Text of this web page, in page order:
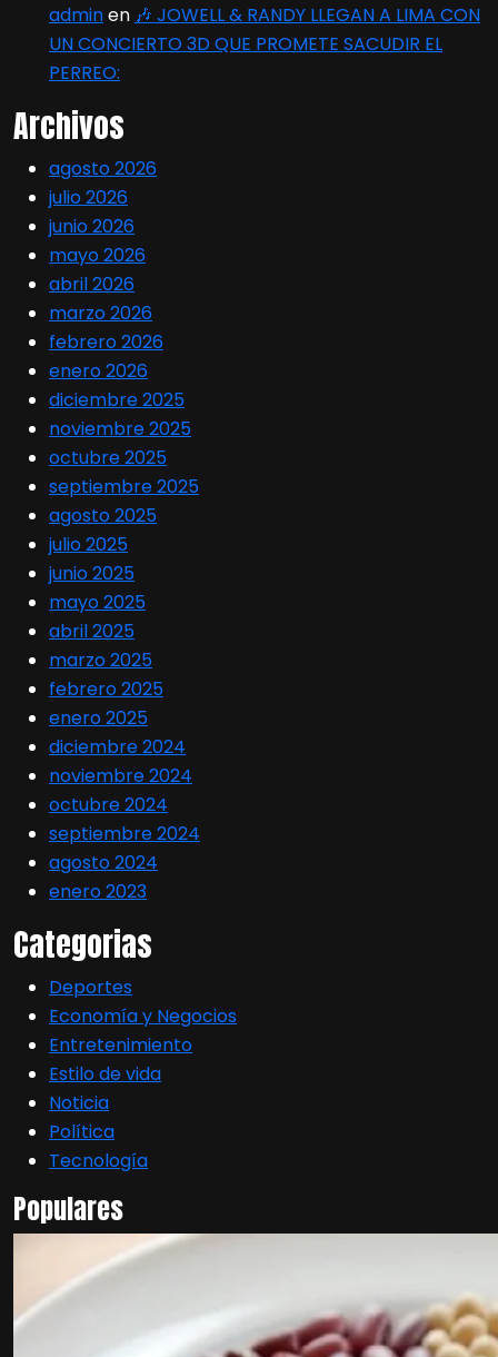
adminen 🎶 JOWELL & RANDY LLEGAN A LIMA CON
UN CONCIERTO 3D QUE PROMETE SACUDIR EL
PERREO:
Archivos
agosto 2026
julio 2026
junio 2026
mayo 2026
abril 2026
marzo 2026
febrero 2026
enero 2026
diciembre 2025
noviembre 2025
octubre 2025
septiembre 2025
agosto 2025
julio 2025
junio 2025
mayo 2025
abril 2025
marzo 2025
febrero 2025
enero 2025
diciembre 2024
noviembre 2024
octubre 2024
septiembre 2024
agosto 2024
enero 2023
Categorias
Deportes
Economía y Negocios
Entretenimiento
Estilo de vida
Noticia
Política
Tecnología
Populares